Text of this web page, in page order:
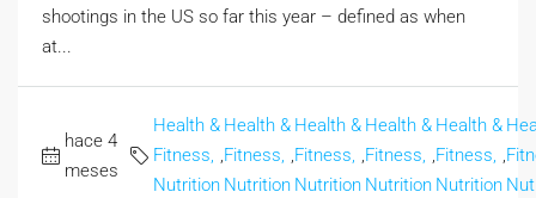
shootings in the US so far this year – defined as when
at...
hace 4
meses
Health &
Fitness,
Nutrition
,
Health &
Fitness,
Nutrition
,
Health &
Fitness,
Nutrition
,
Health &
Fitness,
Nutrition
,
Health &
Fitness,
Nutrition
,